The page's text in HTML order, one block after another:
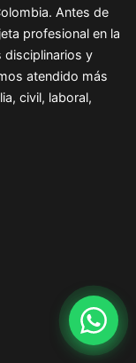
Antes de
profesional en la
disciplinarios y
atendido más
civil, laboral,